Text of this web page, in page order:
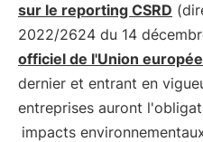
sur le reporting CSRD
2022/2624 du 14
officiel de l'Union
dernier et entrant en
entreprises auront
impacts